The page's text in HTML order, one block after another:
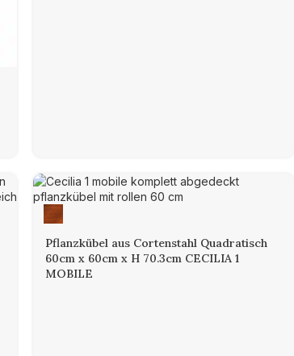
Pflanzkübel aus Cortenstahl Quadratisch
60cm x 60cm x H 70.3cm CECILIA 1
MOBILE